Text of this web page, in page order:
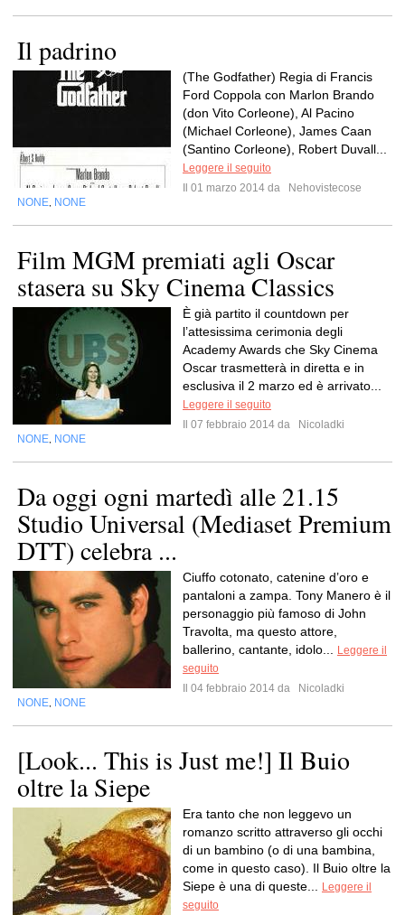
Il padrino
(The Godfather) Regia di Francis
Ford Coppola con Marlon Brando
(don Vito Corleone), Al Pacino
(Michael Corleone), James Caan
(Santino Corleone), Robert Duvall...
Leggere il seguito
Il 01 marzo 2014 da
Nehovistecose
NONE NONE
Film MGM premiati agli Oscar
stasera su Sky Cinema Classics
È già partito il countdown per
l’attesissima cerimonia degli
Academy Awards che Sky Cinema
Oscar trasmetterà in diretta e in
esclusiva il 2 marzo ed è arrivato...
Leggere il seguito
Il 07 febbraio 2014 da
Nicoladki
NONE NONE
Da oggi ogni martedì alle 21.15
Studio Universal (Mediaset Premium
DTT) celebra ...
Ciuffo cotonato, catenine d’oro e
pantaloni a zampa. Tony Manero è il
personaggio più famoso di John
Travolta, ma questo attore,
ballerino, cantante, idolo...
Leggere il
seguito
Il 04 febbraio 2014 da
Nicoladki
NONE NONE
[Look... This is Just me!] Il Buio
oltre la Siepe
Era tanto che non leggevo un
romanzo scritto attraverso gli occhi
di un bambino (o di una bambina,
come in questo caso). Il Buio oltre la
Siepe è una di queste...
Leggere il
seguito